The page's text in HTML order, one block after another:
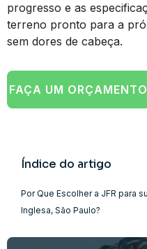
progresso e as
terreno pronto para a
sem dores de cabeça.
FAÇA UM
Índice do artigo
Por Que Escolher a JFR para
Inglesa, São Paulo?